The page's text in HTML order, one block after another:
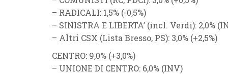
– RADICALI: 1,5% (-0,5%)
– SINISTRA E LIBERTA’ (incl. Verdi): 2,0% (
– Altri CSX (Lista Bresso, PS): 3,0% (+2,5%)
CENTRO: 9,0% (+3,0%)
– UNIONE DI CENTRO: 6,0% (INV)